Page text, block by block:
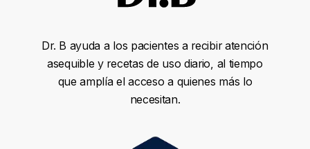
Dr. B ayuda a los pacientes a recibir atención
asequible y recetas de uso diario, al tiempo
que amplía el acceso a quienes más lo
necesitan.